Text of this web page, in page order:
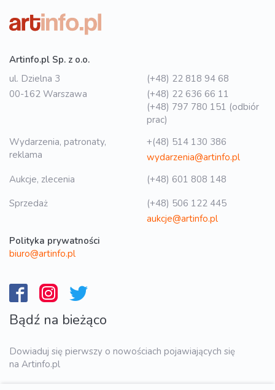
Artinfo.pl Sp. z o.o.
ul. Dzielna 3
00-162 Warszawa
(+48) 22 818 94 68
(+48) 22 636 66 11
(+48) 797 780 151 (odbiór
prac)
Wydarzenia, patronaty,
reklama
+(48) 514 130 386
wydarzenia@artinfo.pl
Aukcje, zlecenia
(+48) 601 808 148
Sprzedaż
(+48) 506 122 445
aukcje@artinfo.pl
Polityka prywatności
biuro@artinfo.pl
Bądź na bieżąco
Dowiaduj się pierwszy o nowościach pojawiających się
na Artinfo.pl